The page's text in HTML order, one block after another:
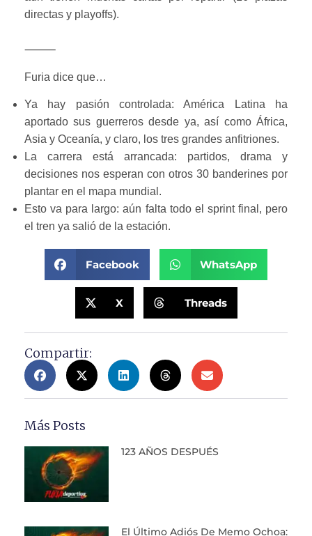
directas y playoffs).
⸻
Furia dice que…
Ya hay pasión controlada: América Latina ha
aportado sus guerreros desde ya, así como África,
Asia y Oceanía, y claro, los tres grandes anfitriones.
La carrera está arrancada: partidos, drama y
decisiones nos esperan con otros 30 banderines por
plantar en el mapa mundial.
Esto va para largo: aún falta todo el sprint final, pero
el tren ya salió de la estación.
Facebook WhatsApp
X Threads
Compartir:
Más Posts
123 AÑOS DESPUÉS
El Último Adiós De Memo Ochoa: